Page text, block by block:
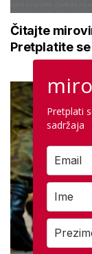
Čitajte
Pretplatite
Pretplati
sadržaja